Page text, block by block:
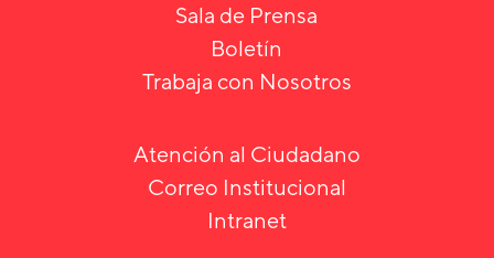
Sala de Prensa
Boletín
Trabaja con Nosotros
Atención al Ciudadano
Correo Institucional
Intranet